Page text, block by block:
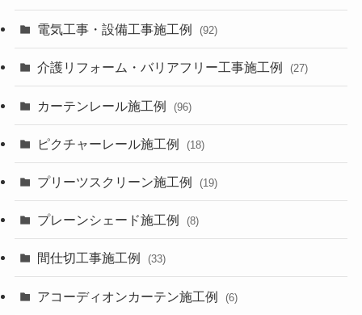
電気工事・設備工事施工例 (92)
介護リフォーム・バリアフリー工事施工例 (27)
カーテンレール施工例 (96)
ピクチャーレール施工例 (18)
プリーツスクリーン施工例 (19)
プレーンシェード施工例 (8)
間仕切工事施工例 (33)
アコーディオンカーテン施工例 (6)